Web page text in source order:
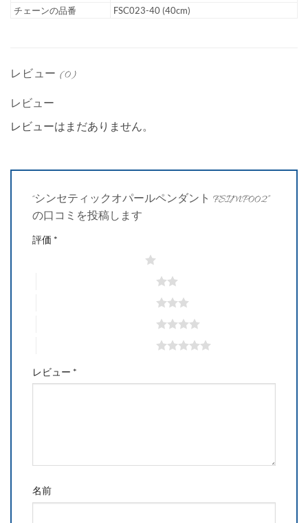
チェーンの品番
FSC023-40 (40cm)
レビュー (0)
レビュー
レビューはまだありません。
“シンセティックオパールペンダント FSIMP002”
の口コミを投稿します
評価 *
レビュー *
名前